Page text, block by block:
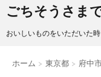
ごちそうさま
おいしいものをいただいた
ホーム > 東京都 > 府中